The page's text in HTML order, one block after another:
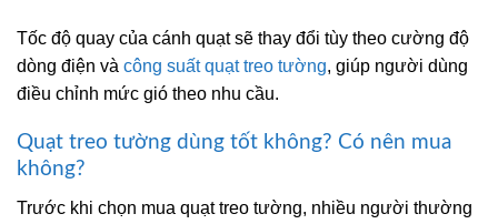
Tốc độ quay của cánh quạt sẽ thay đổi tùy theo cường độ
dòng điện và công suất quạt treo tường, giúp người dùng
điều chỉnh mức gió theo nhu cầu.
Quạt treo tường dùng tốt không? Có nên mua
không?
Trước khi chọn mua quạt treo tường, nhiều người thường